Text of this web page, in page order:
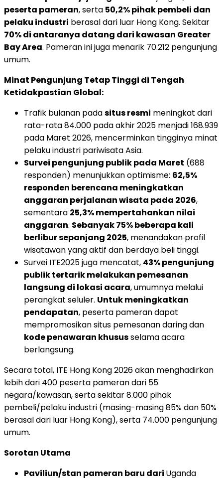
peserta pameran, serta 50,2% pihak pembeli dan
pelaku industri berasal dari luar Hong Kong. Sekitar
70% di antaranya datang dari kawasan Greater
Bay Area. Pameran ini juga menarik 70.212 pengunjung
umum.
Minat Pengunjung Tetap Tinggi di Tengah
Ketidakpastian Global:
Trafik bulanan padasitus resmi meningkat dari
rata-rata 84.000 pada akhir 2025 menjadi 168.939
pada Maret 2026, mencerminkan tingginya minat
pelaku industri pariwisata Asia.
Survei pengunjung publik pada Maret (688
responden) menunjukkan optimisme: 62,5%
responden berencana meningkatkan
anggaran perjalanan wisata pada 2026,
sementara 25,3% mempertahankan nilai
anggaran. Sebanyak 75% beberapa kali
berlibur sepanjang 2025, menandakan profil
wisatawan yang aktif dan berdaya beli tinggi.
Survei ITE2025 juga mencatat, 43% pengunjung
publik tertarik melakukan pemesanan
langsung di lokasi acara, umumnya melalui
perangkat seluler. Untuk meningkatkan
pendapatan, peserta pameran dapat
mempromosikan situs pemesanan daring dan
kode penawaran khususselama acara
berlangsung.
Secara total, ITE Hong Kong 2026 akan menghadirkan
lebih dari 400 peserta pameran dari 55
negara/kawasan, serta sekitar 8.000 pihak
pembeli/pelaku industri (masing-masing 85% dan 50%
berasal dari luar Hong Kong), serta 74.000 pengunjung
umum.
Sorotan Utama
Paviliun/stan pameran baru dari Uganda